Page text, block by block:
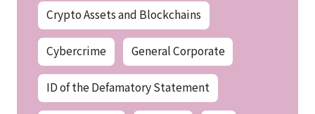
Crypto Assets and Blockchains
Cybercrime General Corporate
ID of the Defamatory Statement